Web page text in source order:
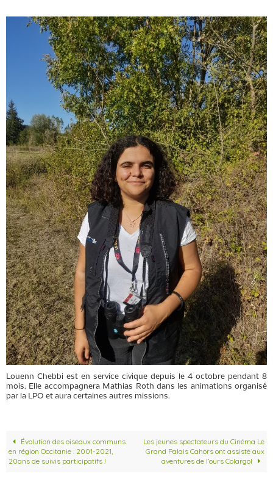
Louenn Chebbi est en service civique depuis le 4 octobre pendant 8
mois. Elle accompagnera Mathias Roth dans les animations organisé
par la LPO et aura certaines autres missions.
Évolution des oiseaux communs
en région Occitanie : 2001-2021,
20ans de suivis participatifs !
Les jeunes spectateurs du Cinéma Le
Grand Palais Cahors ont assisté aux
aventures de l’ours Colargol